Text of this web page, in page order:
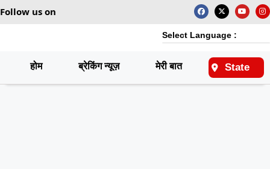
Follow us on
Select Language :
होम ब्रेकिंग न्यूज़ मेरी बात राष्ट्रीय
State